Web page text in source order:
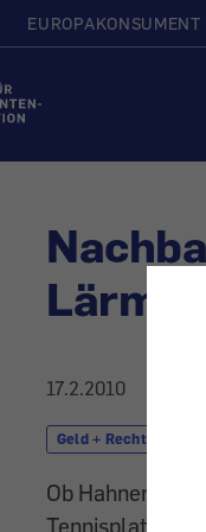
EUROPAKONSUMENT
17.2.2010
Geld + Recht
Ob
Tennisplatz